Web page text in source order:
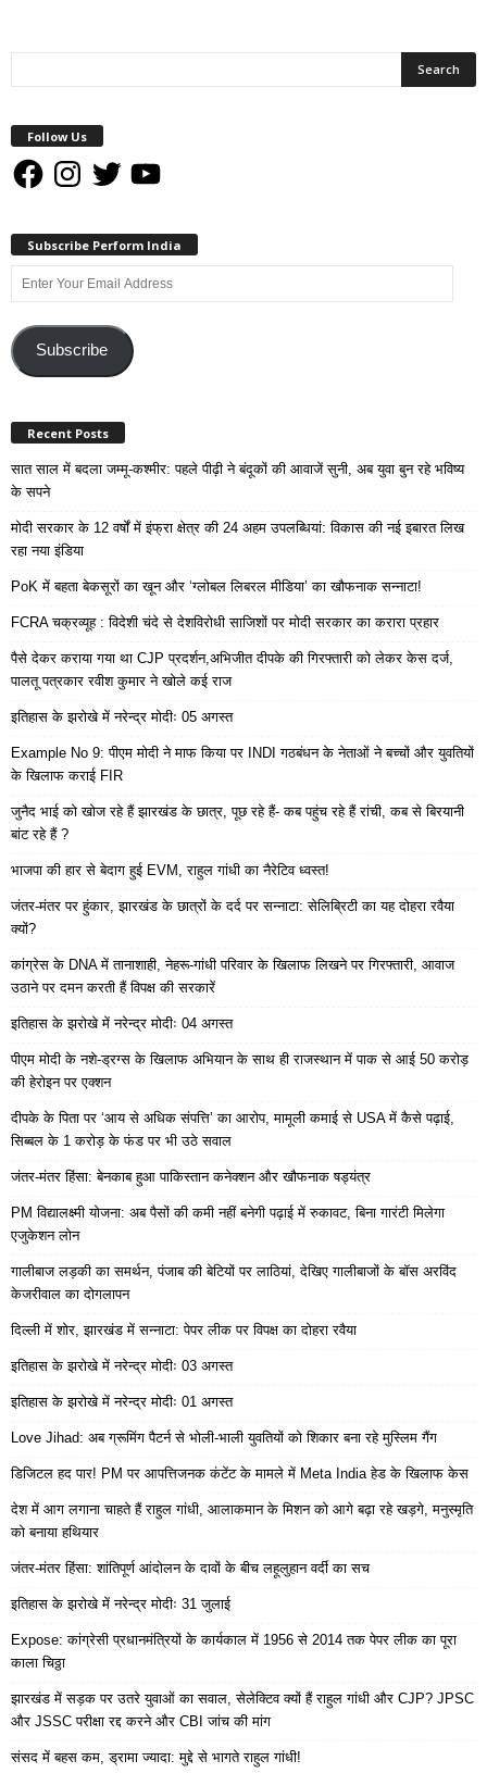
Follow Us
FacebookInstagram
Twitter YouTube
Subscribe Perform India
Enter
Your
AddressSubscribe
Recent Posts
सात साल में बदला जम्मू-कश्मीर: पहले पीढ़ी ने बंदूकों की आवाजें सुनी, अब युवा बुन रहे भविष्य
के सपने
मोदी सरकार के 12 वर्षों में इंफ्रा क्षेत्र की 24 अहम उपलब्धियां: विकास की नई इबारत लिख
रहा नया इंडिया
PoK में बहता बेकसूरों का खून और ‘ग्लोबल लिबरल मीडिया’ का खौफनाक सन्नाटा!
FCRA चक्रव्यूह : विदेशी चंदे से देशविरोधी साजिशों पर मोदी सरकार का करारा प्रहार
पैसे देकर कराया गया था CJP प्रदर्शन,अभिजीत दीपके की गिरफ्तारी को लेकर केस दर्ज,
पालतू पत्रकार रवीश कुमार ने खोले कई राज
इतिहास के झरोखे में नरेन्द्र मोदीः 05 अगस्त
Example No 9: पीएम मोदी ने माफ किया पर INDI गठबंधन के नेताओं ने बच्चों और युवतियों
के खिलाफ कराई FIR
जुनैद भाई को खोज रहे हैं झारखंड के छात्र, पूछ रहे हैं- कब पहुंच रहे हैं रांची, कब से बिरयानी
बांट रहे हैं ?
भाजपा की हार से बेदाग हुई EVM, राहुल गांधी का नैरेटिव ध्वस्त!
जंतर-मंतर पर हुंकार, झारखंड के छात्रों के दर्द पर सन्नाटा: सेलिब्रिटी का यह दोहरा रवैया
क्यों?
कांग्रेस के DNA में तानाशाही, नेहरू-गांधी परिवार के खिलाफ लिखने पर गिरफ्तारी, आवाज
उठाने पर दमन करती हैं विपक्ष की सरकारें
इतिहास के झरोखे में नरेन्द्र मोदीः 04 अगस्त
पीएम मोदी के नशे-ड्रग्स के खिलाफ अभियान के साथ ही राजस्थान में पाक से आई 50 करोड़
की हेरोइन पर एक्शन
दीपके के पिता पर ‘आय से अधिक संपत्ति’ का आरोप, मामूली कमाई से USA में कैसे पढ़ाई,
सिब्बल के 1 करोड़ के फंड पर भी उठे सवाल
जंतर-मंतर हिंसा: बेनकाब हुआ पाकिस्तान कनेक्शन और खौफनाक षड्यंत्र
PM विद्यालक्ष्मी योजना: अब पैसों की कमी नहीं बनेगी पढ़ाई में रुकावट, बिना गारंटी मिलेगा
एजुकेशन लोन
गालीबाज लड़की का समर्थन, पंजाब की बेटियों पर लाठियां, देखिए गालीबाजों के बॉस अरविंद
केजरीवाल का दोगलापन
दिल्ली में शोर, झारखंड में सन्नाटा: पेपर लीक पर विपक्ष का दोहरा रवैया
इतिहास के झरोखे में नरेन्द्र मोदीः 03 अगस्त
इतिहास के झरोखे में नरेन्द्र मोदीः 01 अगस्त
Love Jihad: अब ग्रूमिंग पैटर्न से भोली-भाली युवतियों को शिकार बना रहे मुस्लिम गैंग
डिजिटल हद पार! PM पर आपत्तिजनक कंटेंट के मामले में Meta India हेड के खिलाफ केस
देश में आग लगाना चाहते हैं राहुल गांधी, आलाकमान के मिशन को आगे बढ़ा रहे खड़गे, मनुस्मृति
को बनाया हथियार
जंतर-मंतर हिंसा: शांतिपूर्ण आंदोलन के दावों के बीच लहूलुहान वर्दी का सच
इतिहास के झरोखे में नरेन्द्र मोदीः 31 जुलाई
Expose: कांग्रेसी प्रधानमंत्रियों के कार्यकाल में 1956 से 2014 तक पेपर लीक का पूरा
काला चिठ्ठा
झारखंड में सड़क पर उतरे युवाओं का सवाल, सेलेक्टिव क्यों हैं राहुल गांधी और CJP? JPSC
और JSSC परीक्षा रद्द करने और CBI जांच की मांग
संसद में बहस कम, ड्रामा ज्यादा: मुद्दे से भागते राहुल गांधी!